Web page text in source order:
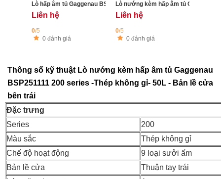
Lò hấp âm tủ Gaggenau BSP220131 200 series -Màu bạc- 50L -
Liên hệ
0/5
0 đánh giá
Lò nướng kèm hấp âm tủ Gaggenau
Liên hệ
0/5
0 đánh giá
Thông số kỹ thuật Lò nướng kèm hấp âm tủ Gaggenau
BSP251111 200 series -Thép không gỉ- 50L - Bản lề cửa
bên trái
Đặc trưng
Series
200
Màu sắc
Thép không gỉ
Chế độ hoạt động
9 loại sưởi ấm
Bản lề cửa
Thuận tay trái